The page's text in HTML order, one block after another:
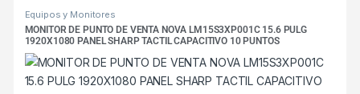
Products Grid
Equipos y Monitores
MONITOR DE PUNTO DE VENTA NOVA LM15S3XP001C 15.6 PULG
1920X1080 PANEL SHARP TACTIL CAPACITIVO 10 PUNTOS
VGA+HDMI+USB BASE PLEGABLE NEGRO